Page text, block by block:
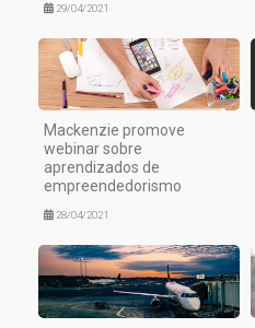
29/04/2021
Mackenzie promove
webinar sobre
aprendizados de
empreendedorismo
28/04/2021